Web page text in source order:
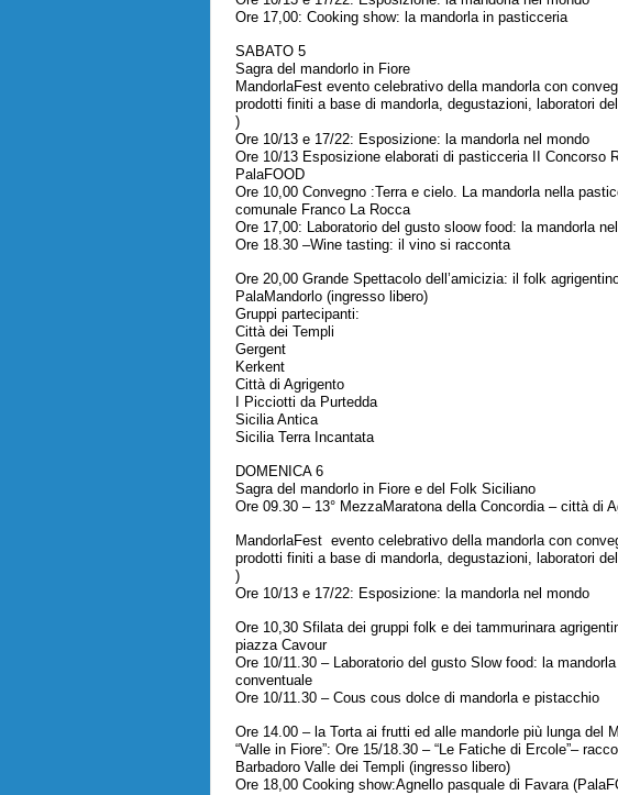
Ore 17,00: Cooking show: la mandorla in pasticceria
SABATO 5
Sagra del mandorlo in Fiore
MandorlaFest evento celebrativo della mandorla con
prodotti finiti a base di mandorla, degustazioni, laboratori
)
Ore 10/13 e 17/22: Esposizione: la mandorla nel mondo
Ore 10/13 Esposizione elaborati di pasticceria II Concorso
PalaFOOD
Ore 10,00 Convegno :Terra e cielo. La mandorla nella
comunale Franco La Rocca
Ore 17,00: Laboratorio del gusto sloow food: la mandorla
Ore 18.30 –Wine tasting: il vino si racconta
Ore 20,00 Grande Spettacolo dell’amicizia: il folk
PalaMandorlo (ingresso libero)
Gruppi partecipanti:
Città dei Templi
Gergent
Kerkent
Città di Agrigento
I Picciotti da Purtedda
Sicilia Antica
Sicilia Terra Incantata
DOMENICA 6
Sagra del mandorlo in Fiore e del Folk Siciliano
Ore 09.30 – 13° MezzaMaratona della Concordia –
MandorlaFest evento celebrativo della mandorla con
prodotti finiti a base di mandorla, degustazioni, laboratori
)
Ore 10/13 e 17/22: Esposizione: la mandorla nel mondo
Ore 10,30 Sfilata dei gruppi folk e dei tammurinara
piazza Cavour
Ore 10/11.30 – Laboratorio del gusto Slow food: la
conventuale
Ore 10/11.30 – Cous cous dolce di mandorla e pistacchio
Ore 14.00 – la Torta ai frutti ed alle mandorle più lunga
“Valle in Fiore”: Ore 15/18.30 – “Le Fatiche di Ercole”–
Barbadoro Valle dei Templi (ingresso libero)
Ore 18,00 Cooking show:Agnello pasquale di Favara